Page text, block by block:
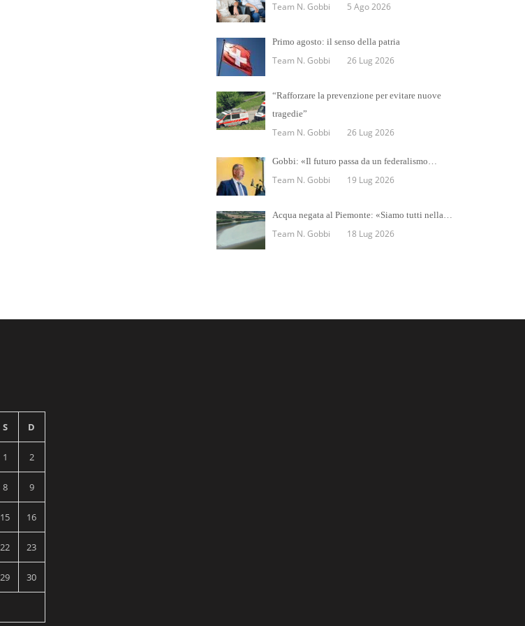
Team N. Gobbi 5 Ago 2026
Primo agosto: il senso della patria
Team N. Gobbi 26 Lug 2026
“Rafforzare la prevenzione per evitare nuove
tragedie”
Team N. Gobbi 26 Lug 2026
Gobbi: «Il futuro passa da un federalismo…
Team N. Gobbi 19 Lug 2026
Acqua negata al Piemonte: «Siamo tutti nella…
Team N. Gobbi 18 Lug 2026
S D
1 2
8 9
15 16
22 23
29 30